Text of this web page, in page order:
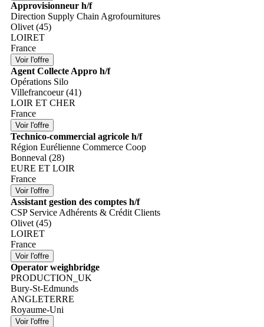
Approvisionneur h/f
Direction Supply Chain Agrofournitures
Olivet (45)
LOIRET
France
Agent Collecte Appro h/f
Opérations Silo
Villefrancoeur (41)
LOIR ET CHER
France
Technico-commercial agricole h/f
Région Eurélienne Commerce Coop
Bonneval (28)
EURE ET LOIR
France
Assistant gestion des comptes h/f
CSP Service Adhérents & Crédit Clients
Olivet (45)
LOIRET
France
Operator weighbridge
PRODUCTION_UK
Bury-St-Edmunds
ANGLETERRE
Royaume-Uni